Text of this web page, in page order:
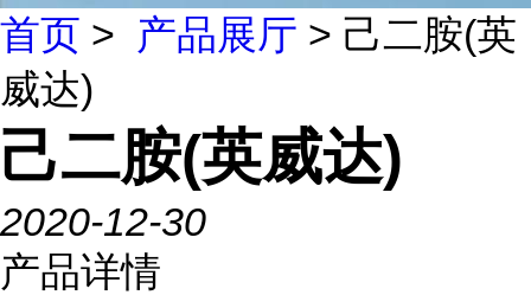
首页 > 产品展厅 > 己二胺(英
威达)
己二胺(英威达)
2020-12-30
产品详情